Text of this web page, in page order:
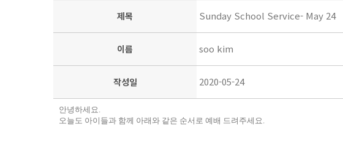
제목 Sunday School Service- May 24
이름 soo kim
작성일 2020-05-24
안녕하세요.
오늘도 아이들과 함께 아래와 같은 순서로 예배 드려주세요.